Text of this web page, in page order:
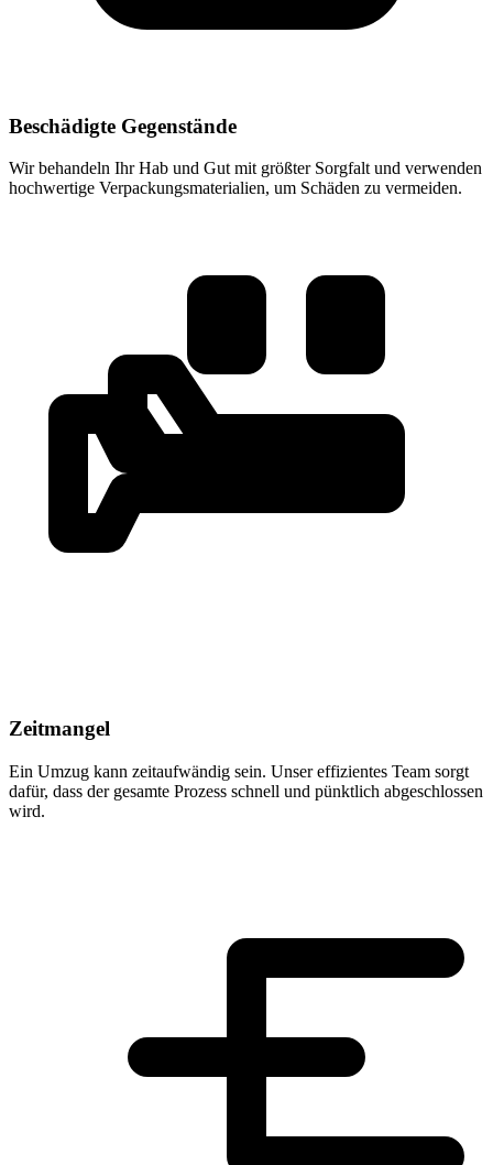
Beschädigte Gegenstände
Wir behandeln Ihr Hab und Gut mit größter Sorgfalt und verwenden
hochwertige Verpackungsmaterialien, um Schäden zu vermeiden.
Zeitmangel
Ein Umzug kann zeitaufwändig sein. Unser effizientes Team sorgt
dafür, dass der gesamte Prozess schnell und pünktlich abgeschlossen
wird.